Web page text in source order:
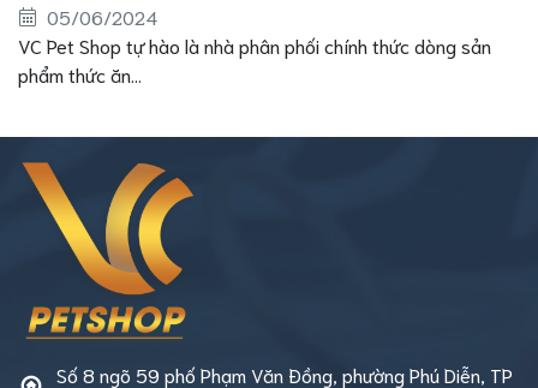
05/06/2024
VC Pet Shop tự hào là nhà phân phối chính thức dòng sản
phẩm thức ăn...
Số 8 ngõ 59 phố Phạm Văn Đồng, phường Phú Diễn, TP